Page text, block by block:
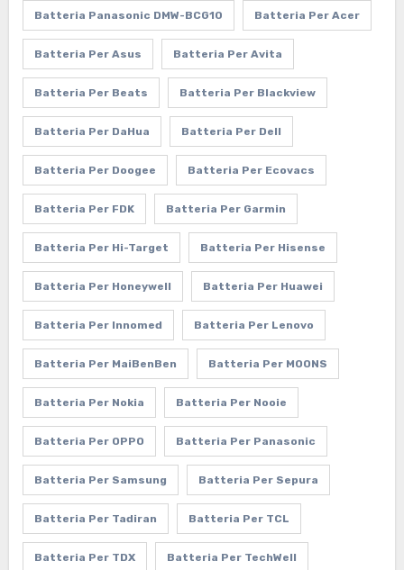
Batteria Panasonic DMW-BCG10 Batteria Per Acer
Batteria Per Asus Batteria Per Avita
Batteria Per Beats Batteria Per Blackview
Batteria Per DaHua Batteria Per Dell
Batteria Per Doogee Batteria Per Ecovacs
Batteria Per FDK Batteria Per Garmin
Batteria Per Hi-Target Batteria Per Hisense
Batteria Per Honeywell Batteria Per Huawei
Batteria Per Innomed Batteria Per Lenovo
Batteria Per MaiBenBen Batteria Per MOONS
Batteria Per Nokia Batteria Per Nooie
Batteria Per OPPO Batteria Per Panasonic
Batteria Per Samsung Batteria Per Sepura
Batteria Per Tadiran Batteria Per TCL
Batteria Per TDX Batteria Per TechWell